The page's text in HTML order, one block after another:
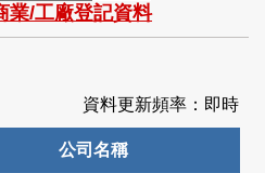
業/工廠登記資料
資料更新頻率：即時
公司名稱